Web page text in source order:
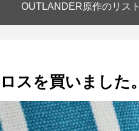
OUTLANDER原作のリスト
スを買いました。